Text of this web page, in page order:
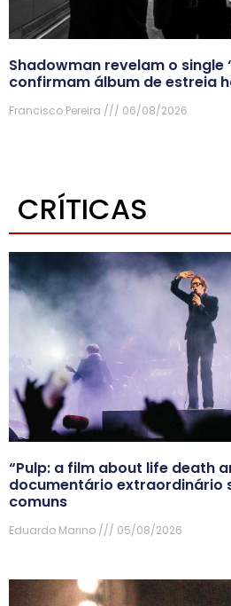
Shadowman revelam o single
confirmam álbum de estreia
Francisco Pereira 06/08/2026
CRÍTICAS
“Pulp: a film about life death
documentário extraordinário
comuns
Eduardo Marino 05/08/2026